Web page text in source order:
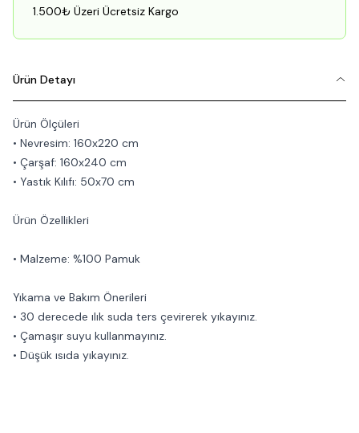
1.500₺ Üzeri Ücretsiz Kargo
Ürün Detayı
Ürün Ölçüleri
• Nevresim: 160x220 cm
• Çarşaf: 160x240 cm
• Yastık Kılıfı: 50x70 cm
Ürün Özellikleri
• Malzeme: %100 Pamuk
Yıkama ve Bakım Önerileri
• 30 derecede ılık suda ters çevirerek yıkayınız.
• Çamaşır suyu kullanmayınız.
• Düşük ısıda yıkayınız.